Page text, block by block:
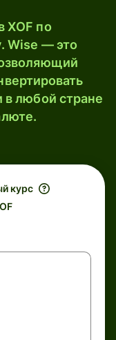
XOF по
Wise — это
в любой стране
курс